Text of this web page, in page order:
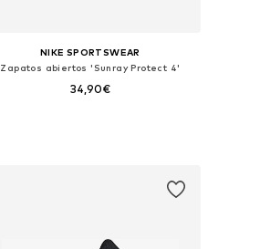
NIKE SPORTSWEAR
Zapatos abiertos 'Sunray Protect 4'
34,90€